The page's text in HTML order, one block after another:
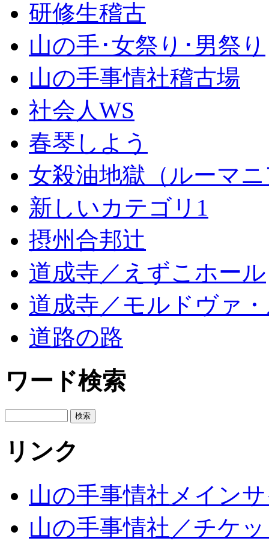
研修生稽古
山の手･女祭り･男祭り
山の手事情社稽古場
社会人WS
春琴しよう
女殺油地獄（ルーマ
新しいカテゴリ1
摂州合邦辻
道成寺／えずこホール
道成寺／モルドヴァ
道路の路
ワード検索
リンク
山の手事情社メイン
山の手事情社／チケ